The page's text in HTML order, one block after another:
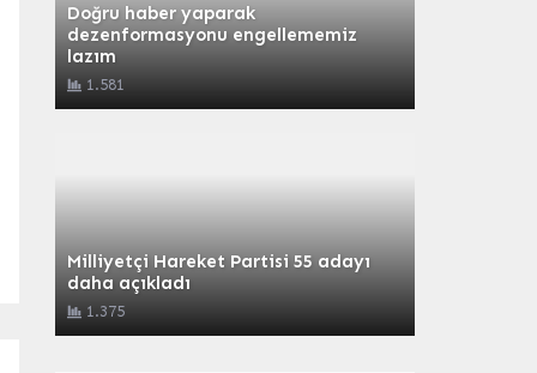
Doğru haber yaparak
dezenformasyonu engellememiz
lazım
1.581
Milliyetçi Hareket Partisi 55 adayı
daha açıkladı
1.375